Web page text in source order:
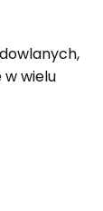
wielu